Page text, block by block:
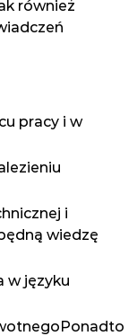
również
pracy i w
i
wiedzę
w języku